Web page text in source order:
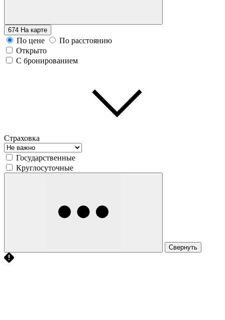
674 На карте
По цене
По расстоянию
Открыто
С бронированием
Страховка
Государственные
Круглосуточные
Свернуть